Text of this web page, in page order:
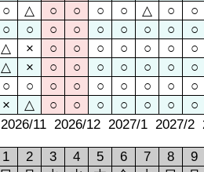
○ △ ○ ○ ○ ○ △ ○
○
○ ○ ○ ○ ○ ○ ○ ○
○
△ × ○ ○ ○ ○ ○ ○
○
△ × ○ ○ ○ ○ ○ ○
○
○ ○ ○ ○ ○ ○ ○ ○
○
× △ ○ ○ ○ ○ ○ ○
○
2026/11 2026/12 2027/1 2027/2
1 2 3 4 5 6 7 8
9